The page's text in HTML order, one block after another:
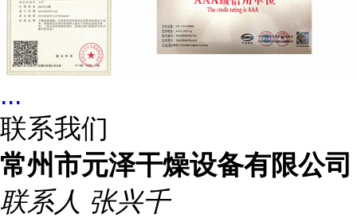
...
联系我们
常州市元泽干燥设备有限公司
联系人 张兴千